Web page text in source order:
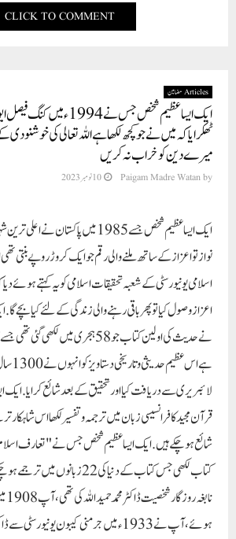
CLICK TO COMMENT
Articles مضامین
ایک ایسا عظیم شخص جس نے
ٹھکرایا کہ میں نے جو کچھ لکھا ہے اللہ تعالی کی خوشنودی
میرے دین کو خراب نہ کریں
by
Paigam Madre Watan 10 نومبر 2023
ایک ایسا عظیم شخص جسے 1985 میں پاکستان
نواز تو اعزاز کے ساتھ ملنے والی رقم جو ایک کروڑ روپے بنتی
اسلامی یونیورسٹی کے شعبہ تحقیقات اسلامی کو یہ کہتے ہوئے دیا
اعزاز وصول کیا تو پھر باقی رہنے والی زندگی کے لئے کیا
نے حدیث کی اولین کتاب جو 58 ہجری میں
ہے اس
لائبریری سے دریافت کیا اور تحقیق کے بعد شائع
قرآن مجید کا فرانسیسی زبان میں ترجمہ و تفسیر لکھا اس
شائع ہوچکے ہیں.ایک ایسا عظیم شخص جس نے "تعارف
کتاب لکھی جس کتاب کے دنیا کی 22
ہوئے،آپ نے 1933ء میں جرمنی کیبون